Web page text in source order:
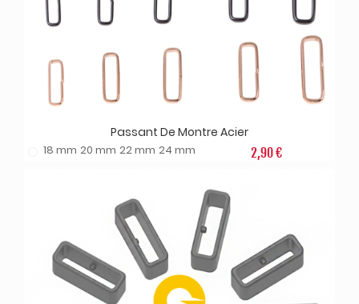
Passant De Montre Acier
18 mm 20 mm 22 mm 24 mm 2,90 €